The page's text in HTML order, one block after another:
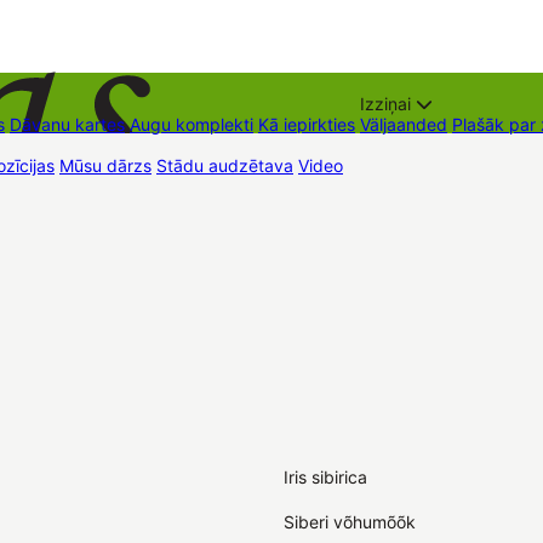
Dāvanu kartes Augu komplekti Kā iepirkties
Izziņai
Väljaanded Plašāk par
Mūsu dārzs Stādu audzētava Video
Iris sibirica
Siberi võhumõõk